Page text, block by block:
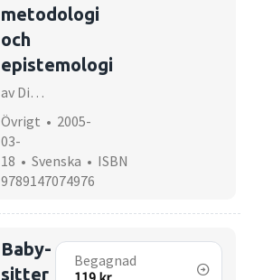
metodologi
och
epistemologi
av Diana Mulinari, Karen Davies, Åsa Lundqvist
Övrigt • 2005-
03-
18 • Svenska • ISBN
9789147074976
Baby-
sitter
Begagnad